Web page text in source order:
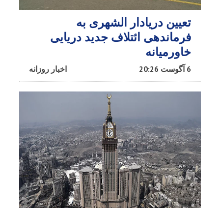
تعیین دریادار الشهری به
فرماندهی ائتلاف جدید دریایی
خاورمیانه
اخبار روزانه 6 آگوست 20:26